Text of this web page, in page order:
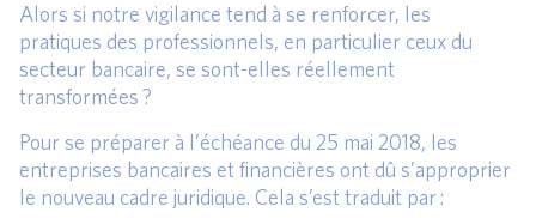
Alors si notre vigilance tend à se renforcer, les
pratiques des professionnels, en particulier ceux du
secteur bancaire, se sont-elles réellement
transformées ?
Pour se préparer à l’échéance du 25 mai 2018, les
entreprises bancaires et financières ont dû s’approprier
le nouveau cadre juridique. Cela s’est traduit par :